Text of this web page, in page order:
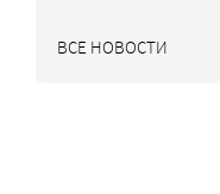
ВСЕ НОВОСТИ